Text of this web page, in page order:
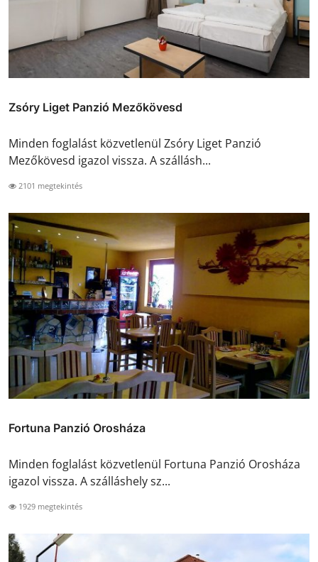
Zsóry Liget Panzió Mezőkövesd
Minden foglalást közvetlenül Zsóry Liget Panzió
Mezőkövesd igazol vissza. A szállásh...
2101 megtekintés
Fortuna Panzió Orosháza
Minden foglalást közvetlenül Fortuna Panzió Orosháza
igazol vissza. A szálláshely sz...
1929 megtekintés